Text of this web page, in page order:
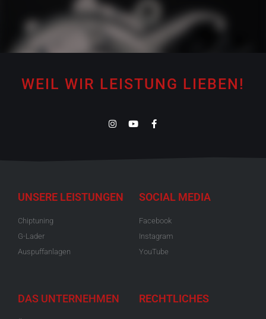
WEIL WIR LEISTUNG LIEBEN!
UNSERE LEISTUNGEN
Chiptuning
G-Lader
Auspuffanlagen
SOCIAL MEDIA
Facebook
Instagram
YouTube
DAS UNTERNEHMEN RECHTLICHES